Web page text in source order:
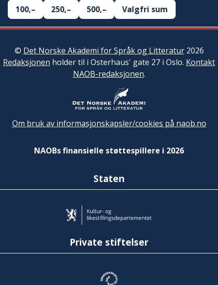
100,–
250,– 500,– Valgfri sum
© Det Norske Akademi for Språk og Litteratur2026
Redaksjonen holder til i Osterhaus' gate 27 i Oslo. Kontakt
NAOB-redaksjonen.
Om bruk av informasjonskapsler/cookies på naob.no
NAOBs finansielle støttespillere i 2026
Staten
Private stiftelser